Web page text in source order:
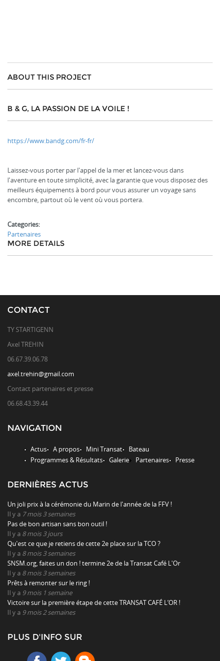
ABOUT THIS PROJECT
B & G, LA PASSION DE LA VOILE !
https://www.bandg.com/fr-fr/
Laissez-vous porter par l'appel de la mer et lancez-vous dans
l'aventure en toute simplicité, avec la garantie que vous disposez des
meilleurs équipements à bord pour vous assurer un voyage sans
encombre, partout où le vent où vous portera.
Categories:
Partenaires
MORE DETAILS
CONTACT
TY STARTIGENN
Axel TREHIN
06.67.39.06.78
axel.trehin@gmail.com
Contact partenaires et presse
06.68.43.39.44
NAVIGATION
Actus A propos Mini Transat
Bateau
Programmes & Résultats
Galerie Partenaires Presse
DERNIÈRES ACTUS
Un joli prix à la cérémonie du Marin de l'année de la FFV !
Il y a 7 mois 3 semaines
Pas de bon artisan sans bon outil !
Il y a 8 mois 3 jours
Qu'est ce que je retiens de cette 2e place sur la TCO ?
Il y a 8 mois 3 semaines
SNSM.org, faites un don ! termine 2e de la Transat Café L'Or
Il y a 8 mois 3 semaines
Prêts à remonter sur le ring !
Il y a 9 mois 1 semaine
Victoire sur la première étape de cette TRANSAT CAFÉ L’OR !
Il y a 9 mois 2 semaines
PLUS D'INFO SUR